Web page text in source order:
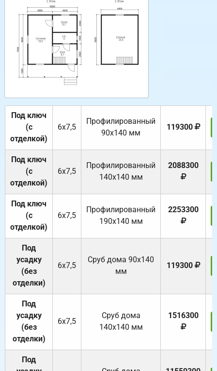
Под ключ
(с
отделкой)
6х7,5
Профилированный
90х140 мм
119300
Под ключ
(с
отделкой)
6х7,5
Профилированный
140х140 мм
2088300
Под ключ
(с
отделкой)
6х7,5
Профилированный
190х140 мм
2253300
Под
усадку
(без
отделки)
6х7,5
Cруб дома 90x140
мм
119300
Под
усадку
(без
отделки)
6х7,5
Cруб дома
140х140 мм
1516300
Под